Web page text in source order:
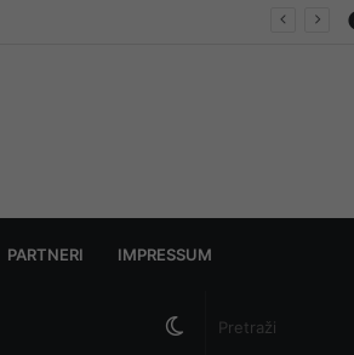
PARTNERI IMPRESSUM
Switch